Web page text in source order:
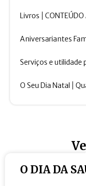
Livros CONTEÚDO
Aniversariantes
Serviços e utilidade
O Seu Dia Natal
O DIA DA